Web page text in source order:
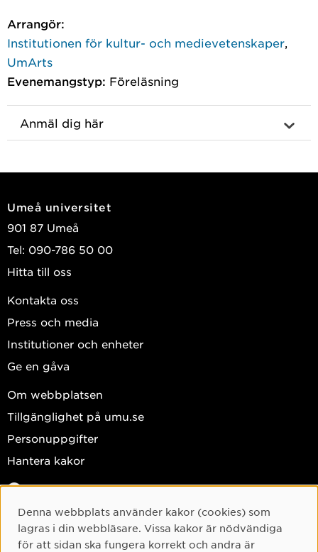
Arrangör:
Institutionen för kultur- och medievetenskaper
UmArts
Evenemangstyp: Föreläsning
Anmäl dig här
Umeå universitet
901 87 Umeå
Tel: 090-786 50 00
Hitta till oss
Kontakta oss
Press och media
Institutioner och enheter
Ge en gåva
Om webbplatsen
Tillgänglighet på umu.se
Personuppgifter
Hantera kakor
Facebook
Instagram
TikTok
Cookie-samtycke
Denna webbplats använder kakor (cookies) som
lagras i din webbläsare. Vissa kakor är nödvändiga
för att sidan ska fungera korrekt och andra är